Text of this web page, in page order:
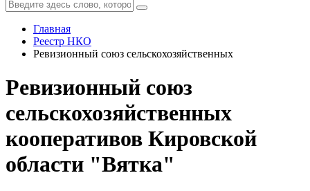
Главная
Реестр НКО
Ревизионный союз сельскохозяйственных
Ревизионный союз
сельскохозяйственных
кооперативов Кировской
области "Вятка"